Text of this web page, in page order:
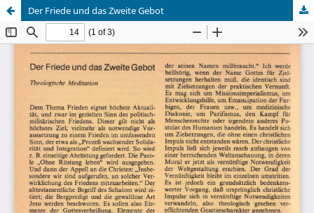
Der Friede und das Zweite Gebot